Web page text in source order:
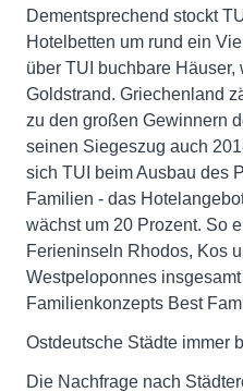
Dementsprechend stockt
Hotelbetten um rund ein
über TUI buchbare
Goldstrand. Griechenland
zu den großen Gewinnern
seinen Siegeszug auch
sich TUI beim Ausbau des
Familien - das
wächst um 20 Prozent. So
Ferieninseln Rhodos, Kos
Westpeloponnes
Familienkonzepts Best
Ostdeutsche Städte immer
Die Nachfrage nach